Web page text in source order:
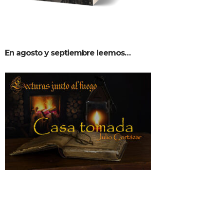
En agosto y septiembre leemos…